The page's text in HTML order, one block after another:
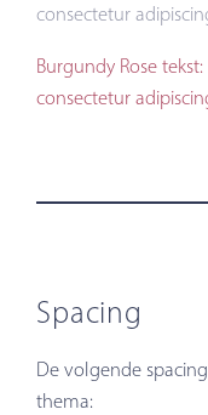
consectetur
Burgundy Rose
consectetur
Spacing
De volgende
thema: